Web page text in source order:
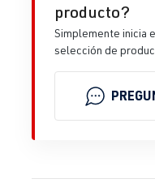
producto?
Simplemente inicia
selección de